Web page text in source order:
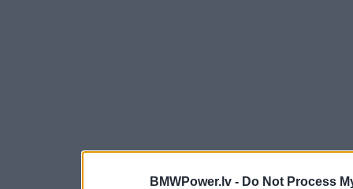
BMWPower.lv - Do Not Process